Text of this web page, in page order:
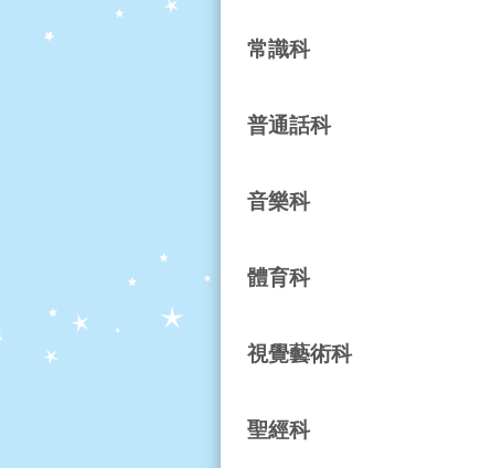
常識科
普通話科
音樂科
體育科
視覺藝術科
聖經科